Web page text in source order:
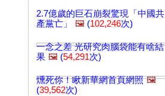
2.7億歲的巨石崩裂驚現「中國共
產黨亡」
🖼️ (102,246次)
一念之差 光研究肉腦袋能有啥結
果 🖼️ (54,291次)
燻死你！瞅新華網首頁網照 🖼️
(39,562次)